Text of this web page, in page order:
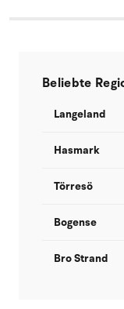
Beliebte
Langeland
Hasmark
Törresö
Bogense
Bro Strand